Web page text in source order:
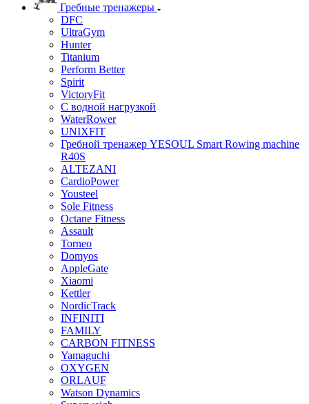
Гребные тренажеры
DFC
UltraGym
Hunter
Titanium
Perform Better
Spirit
VictoryFit
С водной нагрузкой
WaterRower
UNIXFIT
Гребной тренажер YESOUL Smart Rowing machine
R40S
ALTEZANI
CardioPower
Yousteel
Sole Fitness
Octane Fitness
Assault
Torneo
Domyos
AppleGate
Xiaomi
Kettler
NordicTrack
INFINITI
FAMILY
CARBON FITNESS
Yamaguchi
OXYGEN
ORLAUF
Watson Dynamics